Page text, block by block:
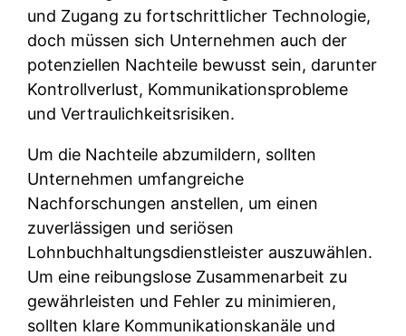
und Zugang zu fortschrittlicher Technologie,
doch müssen sich Unternehmen auch der
potenziellen Nachteile bewusst sein, darunter
Kontrollverlust, Kommunikationsprobleme
und Vertraulichkeitsrisiken.
Um die Nachteile abzumildern, sollten
Unternehmen umfangreiche
Nachforschungen anstellen, um einen
zuverlässigen und seriösen
Lohnbuchhaltungsdienstleister auszuwählen.
Um eine reibungslose Zusammenarbeit zu
gewährleisten und Fehler zu minimieren,
sollten klare Kommunikationskanäle und